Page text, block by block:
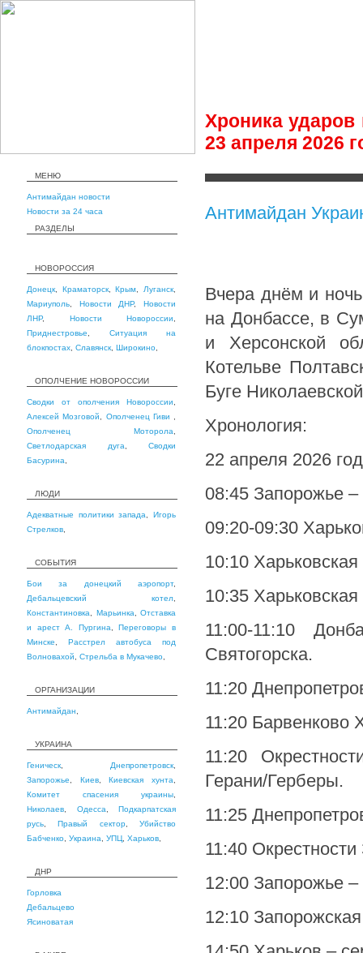
Хроника ударов
23 апреля 2026
МЕНЮ
Антимайдан новости
Новости за 24 часа
РАЗДЕЛЫ
НОВОРОССИЯ
Донецк Краматорск,Крым Луганск
Мариуполь
Новости ДНР,Новости
ЛНР, Новости Новороссии
Приднестровье
Ситуация на
блокпостах Славянск Широкино
ОПОЛЧЕНИЕ НОВОРОССИИ
Сводки от ополчения Новороссии
Алексей Мозговой
Ополченец Гиви
Ополченец Моторола
Светлодарская дуга
Сводки
Басурина
ЛЮДИ
Адекватные политики запада ,Игорь
Стрелков
СОБЫТИЯ
Бои за донецкий аэропорт,
Дебальцевский котел
Константиновка
Марьинка
Отставка
и арест А. Пургина ,Переговоры в
Минске
Расстрел автобуса под
Волновахой
Стрельба в Мукачево
ОРГАНИЗАЦИИ
Антимайдан
УКРАИНА
Геническ Днепропетровск
Запорожье
Киев,Киевская хунта
Комитет спасения украины
Николаев
Одесса
Подкарпатская
русь ,Правый сектор,Убийство
Бабченко Украина УПЦ Харьков
ДНР
Горловка
Дебальцево
Ясиноватая
Антимайдан
Вчера днём и
на Донбассе, в
и Херсонской
Котельве
Буге
Хронология:
22 апреля 2026
08:45 Запорожье
09:20-09:30
10:10
10:35
11:00-11:10
Святогорска.
11:20
11:20 Барвенково
11:20
Герани/Герберы.
11:25
11:40
12:00 Запорожье
12:10